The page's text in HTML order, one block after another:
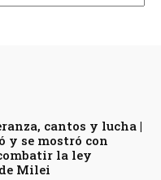
cantos y lucha |
y se mostró con
la ley
Milei